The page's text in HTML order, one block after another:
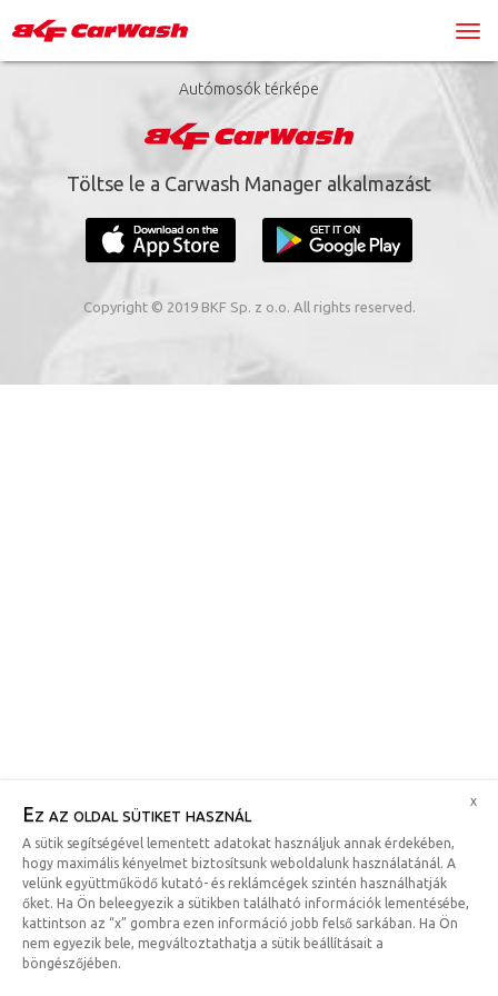
Autómosók térképe
Töltse le a Carwash Manager alkalmazást
Copyright © 2019 BKF Sp. z o.o. All rights reserved.
Ez az oldal sütiket használ
A sütik segítségével lementett adatokat használjuk annak érdekében,
hogy maximális kényelmet biztosítsunk weboldalunk használatánál. A
velünk együttműködő kutató- és reklámcégek szintén használhatják
őket. Ha Ön beleegyezik a sütikben található információk lementésébe,
kattintson az “x” gombra ezen információ jobb felső sarkában. Ha Ön
nem egyezik bele, megváltoztathatja a sütik beállításait a
böngészőjében.
x